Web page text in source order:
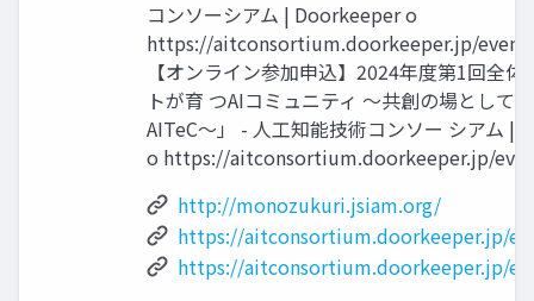
コンソーシアム | Doorkeeper o
https://aitconsortium.doorkeeper.jp/
【オンライン参加申込】2024年度第1回全体
トが育 つAIコミュニティ ～共創の場として
AITeC～」 - 人工知能技術コンソー シアム |
o https://aitconsortium.doorkeeper.jp/
http://monozukuri.jsiam.org/
https://aitconsortium.doorkeeper.jp/
https://aitconsortium.doorkeeper.jp/